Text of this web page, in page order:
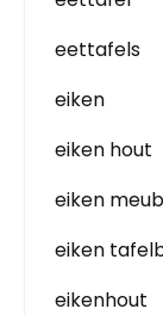
eettafels
eiken
eiken hout
eiken
eiken
eikenhout